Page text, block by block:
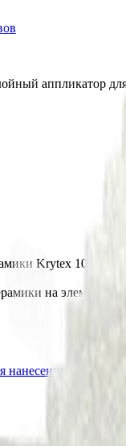
аппликатор
Krytex
на элементы
защитных